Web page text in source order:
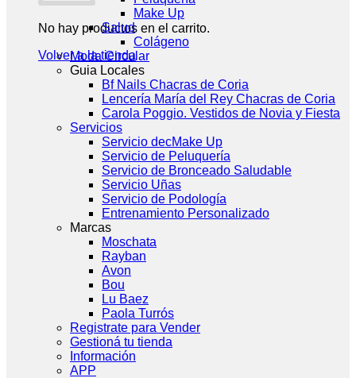
No hay productos en el carrito.
Volver a la tienda
Make Up
Salud
Colágeno
Moda Circular
Guia Locales
Bf Nails Chacras de Coria
Lencería María del Rey Chacras de Coria
Carola Poggio. Vestidos de Novia y Fiesta
Servicios
Servicio decMake Up
Servicio de Peluquería
Servicio de Bronceado Saludable
Servicio Uñas
Servicio de Podología
Entrenamiento Personalizado
Marcas
Moschata
Rayban
Avon
Bou
Lu Baez
Paola Turrós
Registrate para Vender
Gestioná tu tienda
Información
APP